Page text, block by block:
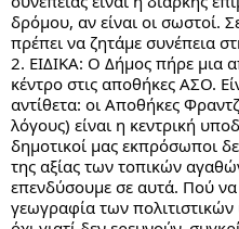
δρόμου, αν είναι οι σωστοί.
πρέπει να ζητάμε συνέπεια
2. ΕΙΔΙΚΑ: Ο Δήμος πήρε μια
κέντρο στις αποθήκες ΑΣΟ.
αντίθετα: οι Αποθήκες
λόγους) είναι η κεντρική
δημοτικοί μας εκπρόσωποι
της αξίας των τοπικών
επενδύσουμε σε αυτά. Πού να
γεωγραφία των